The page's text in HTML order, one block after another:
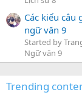
Các kiểu câu
ngữ văn 9
Started by
Ngữ văn 9
Trending